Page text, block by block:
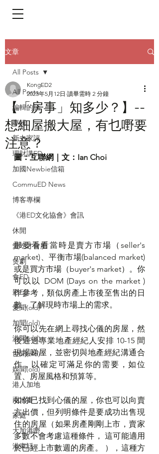
文章
All Posts
編輯的話
專輯
新力家評
理財講ED
加國Newbie信箱
CommuED News
博客專欄
《港ED文化協會》會訊
休閒
愛吃才會肥
煲劇
食ED
影ED
愛聞(old)
加聞(old)
港聞(old)
世聞(old)
娛聞(old)
港人加地
兩地書
家庭
大加港嘢
港東話
All Posts
【「房事」知多少？】--
想細屋搬大屋，有乜嘢要
注意？
KongED2
2023年5月12日 讀畢需時 2 分鐘
圖：互聯網｜文：Ian Choi
那要看看當時是賣方市場（seller's
market)、平衡市場(balanced market)
或是買方市場（buyer's market）。你
可以以 DOM (Days on the market )
作參考，類似房產上市後至售出的日
數，了解現時市場上的需求。
你可以先在網上尋找心儀的房屋，然
後通過專業地產經紀人安排 10-15 間
現場睇屋，並密切與地產經紀溝通合
作，以確定可滿足你的需要，如位
置、房屋風格和預算等。
如你已找到心儀的屋，你也可以向賣
方出價，但列明條件是要成功出售現
住的房屋（如果房產剛剛上市，賣家
多數不會考慮這種條件， 這可能適用
於已經上市數週的房產。 ），這種方